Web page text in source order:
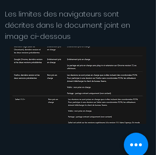
Les limites des navigateurs sont
décrites dans le document joint en
image ci-dessous